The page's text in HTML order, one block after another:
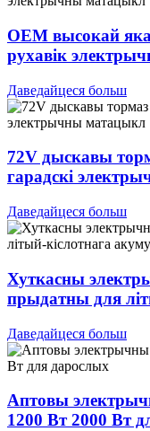
OEM высокай
рухавік
Даведайцеся больш
72V дыскавы
гарадскі
Даведайцеся больш
Хуткасны
прыдатны для
Даведайцеся больш
Аптовы
1200 Вт 2000 Вт